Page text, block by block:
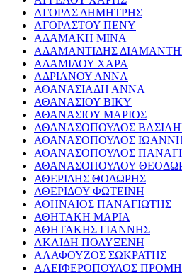
ΑΓΟΡΑΣ ΔΗΜΗΤΡΗΣ
ΑΓΟΡΑΣΤΟΥ ΠΕΝΥ
ΑΔΑΜΑΚΗ ΜΙΝΑ
ΑΔΑΜΑΝΤΙΔΗΣ
ΑΔΑΜΙΔΟΥ ΧΑΡΑ
ΑΔΡΙΑΝΟΥ ΑΝΝΑ
ΑΘΑΝΑΣΙΑΔΗ ΑΝΝΑ
ΑΘΑΝΑΣΙΟΥ ΒΙΚΥ
ΑΘΑΝΑΣΙΟΥ ΜΑΡΙΟΣ
ΑΘΑΝΑΣΟΠΟΥΛΟΣ
ΑΘΑΝΑΣΟΠΟΥΛΟΣ
ΑΘΑΝΑΣΟΠΟΥΛΟΣ
ΑΘΑΝΑΣΟΠΟΥΛΟΥ
ΑΘΕΡΙΔΗΣ ΘΟΔΩΡΗΣ
ΑΘΕΡΙΔΟΥ ΦΩΤΕΙΝΗ
ΑΘΗΝΑΙΟΣ ΠΑΝΑΓΙΩΤΗΣ
ΑΘΗΤΑΚΗ ΜΑΡΙΑ
ΑΘΗΤΑΚΗΣ ΓΙΑΝΝΗΣ
ΑΚΛΙΔΗ ΠΟΛΥΞΕΝΗ
ΑΛΑΦΟΥΖΟΣ ΣΩΚΡΑΤΗΣ
ΑΛΕΙΦΕΡΟΠΟΥΛΟΣ